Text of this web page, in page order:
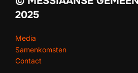
2025
Media
Samenkomsten
Contact